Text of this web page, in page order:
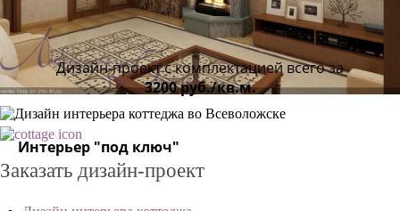
Интерьер "под ключ"
Дизайн-проект с комплектацией всего за
3200 руб./кв.м.
Заказать дизайн-проект